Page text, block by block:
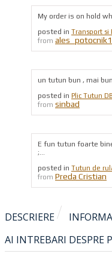
My order is on hold
posted in Transport si
from ales_potocnik1
un tutun bun , mai
posted in Plic Tutun
from sinbad
E fun tutun foarte
;...
posted in Tutun de
from Preda Cristian
DESCRIERE
AI INTREBARI DESPRE